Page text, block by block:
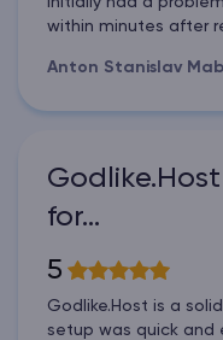
within minutes after
Anton Stanislav
for…
5
Godlike.Host is a
setup was quick and